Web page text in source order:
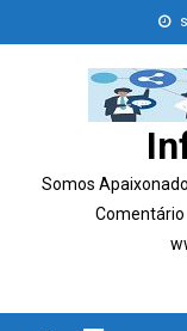
to
Somos
Comentário